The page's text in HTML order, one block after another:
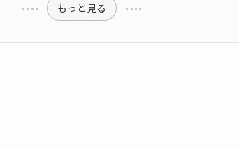
もっと見る